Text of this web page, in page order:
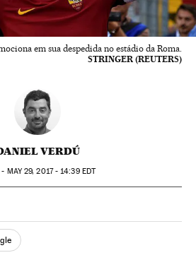
em sua despedida no estádio da Roma.
STRINGER (REUTERS)
VERDÚ
- MAY29, 2017 - 14:39EDT
Twitter
Redes Sociales